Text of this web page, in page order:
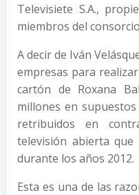
Televisiete S.A.,
miembros del
A decir de Iván
empresas para
cartón de Roxana
millones en
retribuidos en
televisión abierta que
durante los años 2012.
Esta es una de las